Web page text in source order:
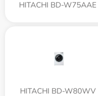
HITACHI BD-W75AAE
HITACHI BD-W80WV